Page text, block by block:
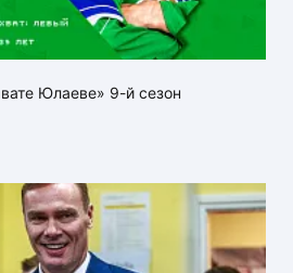
Юлаеве» 9-й сезон